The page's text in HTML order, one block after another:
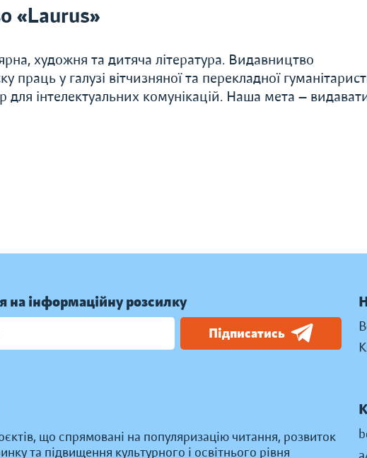
«Laurus»
художня та дитяча література. Видавництво
праць у галузі вітчизняної та перекладної
для інтелектуальних комунікацій. Наша мета —
на інформаційну розсилку
Підписатись
що спрямовані на популяризацію читання, розвиток
та підвищення культурного і освітнього рівня